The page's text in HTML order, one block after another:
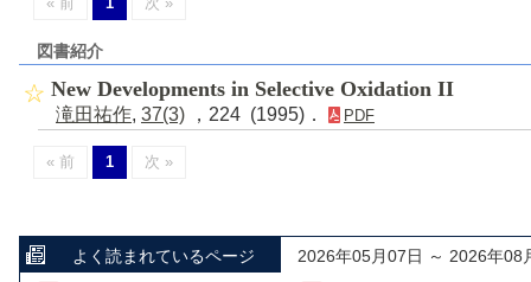
図書紹介
New Developments in Selective Oxidation II
滝田祐作, 37(3) ，224 (1995)． PDF
« 前 1 次 »
よく読まれているページ 2026年05月07日 ～ 2026年08